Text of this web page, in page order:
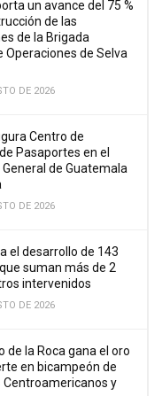
un avance del 75 %
de las
de la Brigada
Operaciones de Selva
DE 2026
Centro de
Pasaportes en el
de Guatemala
DE 2026
el desarrollo de 143
suman más de 2
intervenidos
DE 2026
de la Roca gana el oro
en bicampeón de
Centroamericanos y